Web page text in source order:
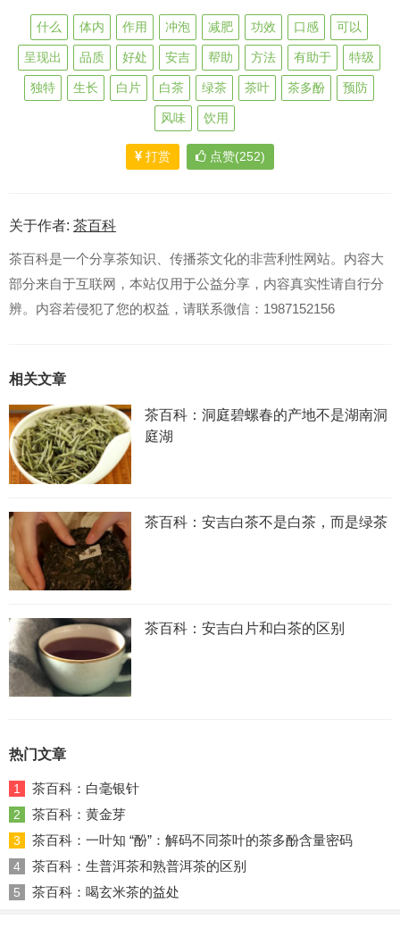
什么 体内 作用 冲泡 减肥 功效 口感 可以
呈现出 品质 好处 安吉 帮助 方法 有助于 特级
独特 生长 白片 白茶 绿茶 茶叶 茶多酚 预防
风味 饮用
打赏 点赞(252)
关于作者: 茶百科
茶百科是一个分享茶知识、传播茶文化的非营利性网站。内容大
部分来自于互联网，本站仅用于公益分享，内容真实性请自行分
辨。内容若侵犯了您的权益，请联系微信：1987152156
相关文章
茶百科：洞庭碧螺春的产地不是湖南洞
庭湖
茶百科：安吉白茶不是白茶，而是绿茶
茶百科：安吉白片和白茶的区别
热门文章
1 茶百科：白毫银针
2 茶百科：黄金芽
3 茶百科：一叶知 “酚”：解码不同茶叶的茶多酚含量密码
4 茶百科：生普洱茶和熟普洱茶的区别
5 茶百科：喝玄米茶的益处